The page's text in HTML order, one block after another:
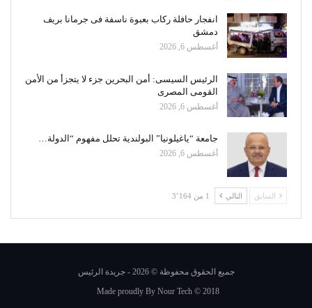
انفجار حافلة ركاب بعبوة ناسفة فى جرمانا بريف
دمشق
أغسطس 6, 2026
الرئيس السيسى: أمن البحرين جزء لا يتجزأ من الأمن
القومى المصرى
أغسطس 6, 2026
جامعة “ياغيلونيا” البولندية تحلل مفهوم “الدولة…
أغسطس 6, 2026
السابق التالي 1 من 3٬164
جميع الحقوق محفوظة © 2026 - جريدة الرئيس
Made proudly By Nour Tech © 2018